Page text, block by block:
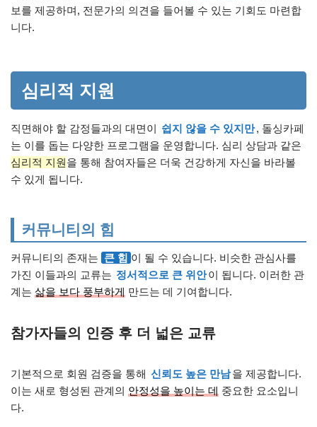
보를 제공하며, 전문가의 의견을 들어볼 수 있는 기회도 마련합
니다.
심리적 지원
직면해야 할 감정들과의 대면이 쉽지 않을 수 있지만, 돌싱카페
는 이를 돕는 다양한 프로그램을 운영합니다. 심리 상담과 같은
심리적 지원을 통해 참여자들은 더욱 건강하게 자신을 바라볼
수 있게 됩니다.
커뮤니티의 힘
커뮤니티의 존재는 큰 힘 이 될 수 있습니다. 비슷한 관심사를
가진 이들과의 교류는 정서적으로 큰 위안이 됩니다. 이러한 관
계는 삶을 보다 풍부하게 만드는 데 기여합니다.
참가자들의 인증 후 더 넓은 교류
기본적으로 회원 검증을 통해 신뢰도 높은 만남을 제공합니다.
이는 새로 형성된 관계의 안정성을 높이는 데 중요한 요소입니
다.